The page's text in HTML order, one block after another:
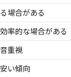
場合がある
率的な場合がある
重視
い傾向